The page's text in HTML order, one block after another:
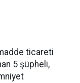
ticareti
5 şüpheli,